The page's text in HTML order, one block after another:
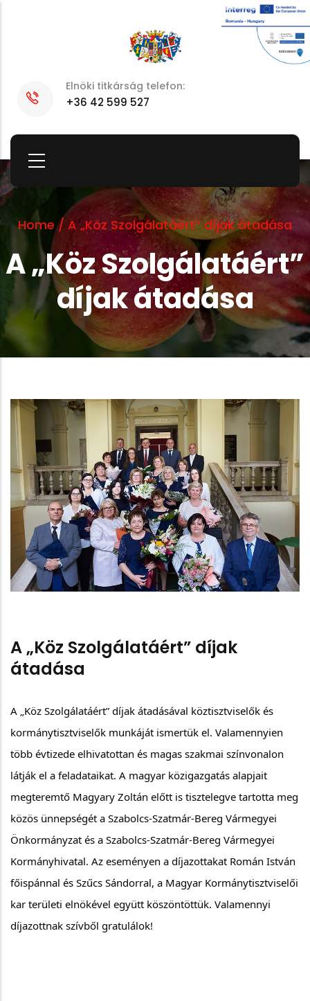
Elnöki titkárság telefon:
+36 42 599 527
Home / A „Köz Szolgálatáért” díjak átadása
A „Köz Szolgálatáért”
díjak átadása
A „Köz Szolgálatáért” díjak
átadása
A „Köz Szolgálatáért” díjak átadásával köztisztviselők és
kormánytisztviselők munkáját ismertük el. Valamennyien
több évtizede elhivatottan és magas szakmai színvonalon
látják el a feladataikat. A magyar közigazgatás alapjait
megteremtő Magyary Zoltán előtt is tisztelegve tartotta meg
közös ünnepségét a Szabolcs-Szatmár-Bereg Vármegyei
Önkormányzat és a Szabolcs-Szatmár-Bereg Vármegyei
Kormányhivatal. Az eseményen a díjazottakat Román István
főispánnal és Szűcs Sándorral, a Magyar Kormánytisztviselői
kar területi elnökével együtt köszöntöttük. Valamennyi
díjazottnak szívből gratulálok!